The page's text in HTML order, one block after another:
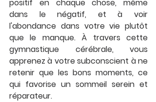
positif en chaque chose, même
dans le négatif, et à voir
l'abondance dans votre vie plutôt
que le manque. À travers cette
gymnastique cérébrale, vous
apprenez à votre subconscient à ne
retenir que les bons moments, ce
qui favorise un sommeil serein et
réparateur.